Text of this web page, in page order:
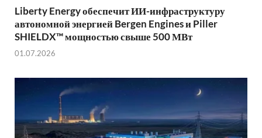
Liberty Energy обеспечит ИИ-инфраструктуру
автономной энергией Bergen Engines и Piller
SHIELDX™ мощностью свыше 500 МВт
01.07.2026